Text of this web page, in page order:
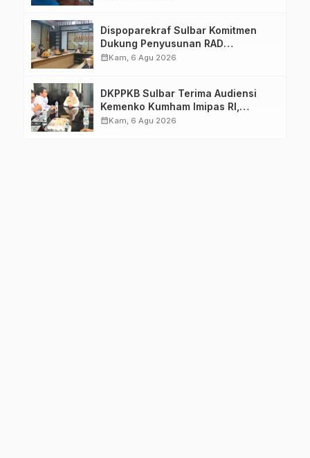
Dispoparekraf Sulbar Komitmen
Dukung Penyusunan RAD
TPB/SDGs Sulawesi Barat
calendar_monthKam, 6 Agu 2026
DKPPKB Sulbar Terima Audiensi
Kemenko Kumham Imipas RI,
Perkuat Pelayanan Kesehatan bagi
calendar_monthKam, 6 Agu 2026